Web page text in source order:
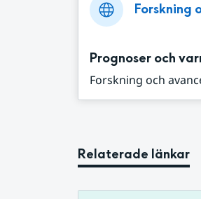
Forskning
Prognoser och
Forskning och
Relaterade länkar